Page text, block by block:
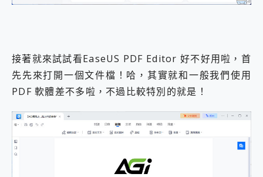
接著就來試試看EaseUS PDF Editor 好不好用啦，首
先先來打開一個文件檔！哈，其實就和一般我們使用
PDF 軟體差不多啦，不過比較特別的就是！